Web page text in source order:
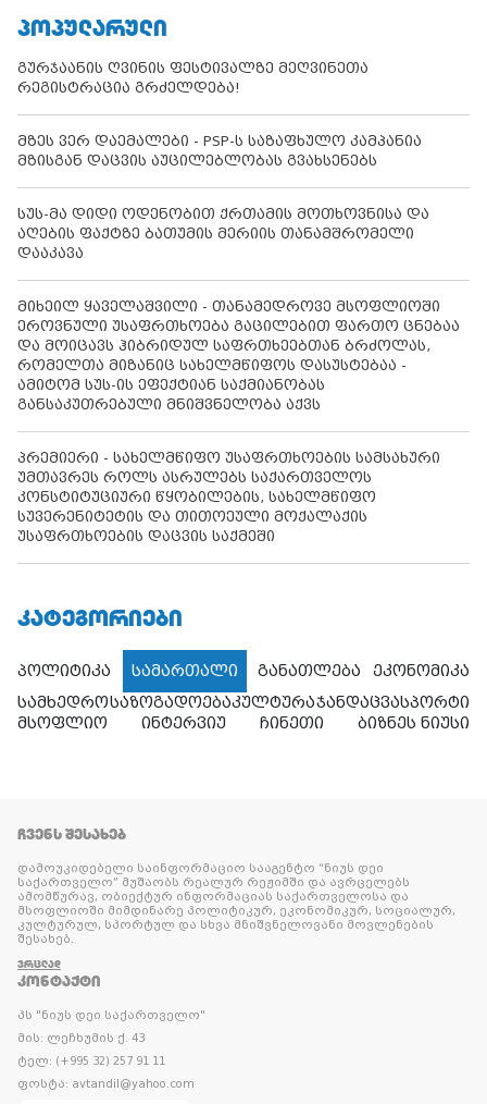
ᲞᲝᲞᲣᲚᲐᲠᲣᲚᲘ
გურჯაანის ღვინის ფესტივალზე მეღვინეთა
რეგისტრაცია გრძელდება!
მზეს ვერ დაემალები - PSP-ს საზაფხულო კამპანია
მზისგან დაცვის აუცილებლობას გვახსენებს
სუს-მა დიდი ოდენობით ქრთამის მოთხოვნისა და
აღების ფაქტზე ბათუმის მერიის თანამშრომელი
დააკავა
მიხეილ ყაველაშვილი - თანამედროვე მსოფლიოში
ეროვნული უსაფრთხოება გაცილებით ფართო ცნებაა
და მოიცავს ჰიბრიდულ საფრთხეებთან ბრძოლას,
რომელთა მიზანიც სახელმწიფოს დასუსტებაა -
ამიტომ სუს-ის ეფექტიან საქმიანობას
განსაკუთრებული მნიშვნელობა აქვს
პრემიერი - სახელმწიფო უსაფრთხოების სამსახური
უმთავრეს როლს ასრულებს საქართველოს
კონსტიტუციური წყობილების, სახელმწიფო
სუვერენიტეტის და თითოეული მოქალაქის
უსაფრთხოების დაცვის საქმეში
ᲙᲐᲢᲔᲒᲝᲠᲘᲔᲑᲘ
პოლიტიკა სამართალი განათლება
ეკონომიკა
სამხედროსაზოგადოებაკულტურაჯანდაცვასპორტი
მსოფლიო
ინტერვიუ ჩინეთი ბიზნეს ნიუსი
ᲩᲕᲔᲜᲡ ᲨᲔᲡᲐᲮᲔᲑ
დამოუკიდებელი საინფორმაციო სააგენტო “ნიუს დეი
საქართველო” მუშაობს რეალურ რეჟიმში და ავრცელებს
ამომწურავ, ობიექტურ ინფორმაციას საქართველოსა და
მსოფლიოში მიმდინარე პოლიტიკურ, ეკონომიკურ, სოციალურ,
კულტურულ, სპორტულ და სხვა მნიშვნელოვანი მოვლენების
შესახებ.
ᲕᲠᲪᲚᲐᲓ
ᲙᲝᲜᲢᲐᲥᲢᲘ
პს "ნიუს დეი საქართველო"
მის: ლეჩხუმის ქ. 43
ტელ: (+995 32) 257 91 11
ფოსტა: avtandil@yahoo.com